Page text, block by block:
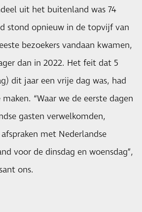
uit het buitenland was 74
stond opnieuw in de topvijf van
bezoekers vandaan kwamen,
dan in 2022. Het feit dat 5
dit jaar een vrije dag was, had
“Waar we de eerste dagen
gasten verwelkomden,
met Nederlandse
voor de dinsdag en woensdag”,
ons.